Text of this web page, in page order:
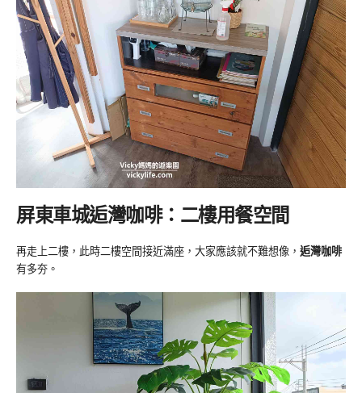
屏東車城逅灣咖啡：二樓用餐空間
再走上二樓，此時二樓空間接近滿座，大家應該就不難想像， 逅灣咖啡
有多夯。